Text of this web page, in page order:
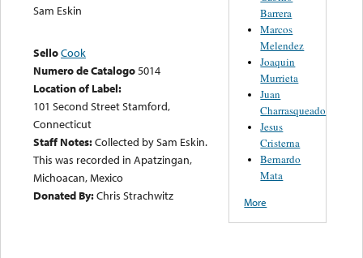
Sam Eskin
SelloCook
Numero de Catalogo5014
Location of Label:
101 Second Street Stamford,
Connecticut
Staff Notes:Collected by Sam Eskin.
This was recorded in Apatzingan,
Michoacan, Mexico
Donated By:Chris Strachwitz
Barrera
Marcos
Melendez
Joaquin
Murrieta
Juan
Charrasqueado
Jesus
Cristerna
Bernardo
Mata
More